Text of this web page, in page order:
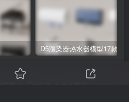
D5渲染器热水器模型17款